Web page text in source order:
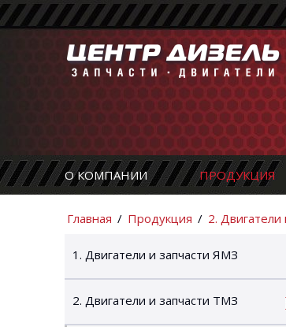
О КОМПАНИИ ПРОДУКЦИЯ
Главная / Продукция / 2.
1. Двигатели и запчасти ЯМЗ
2. Двигатели и запчасти ТМЗ